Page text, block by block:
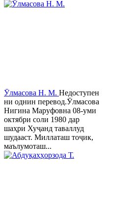
Ӯлмасова Н. М. Недоступен
ни однин перевод.Ӯлмасова
Нигина Маруфовна 08-уми
октябри соли 1980 дар
шаҳри Хуҷанд таваллуд
шудааст. Миллаташ тоҷик,
маълумоташ...